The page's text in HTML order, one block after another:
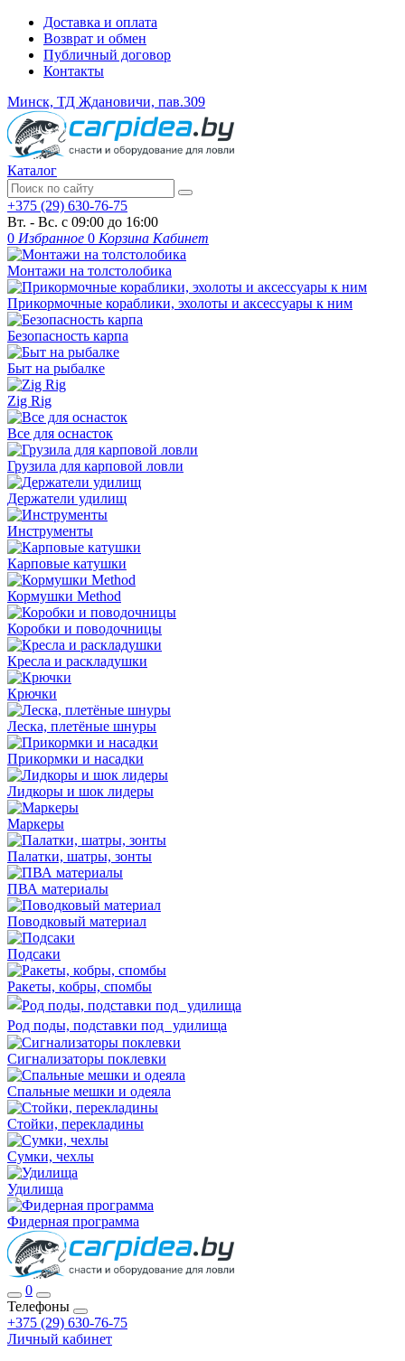
Доставка и оплата
Возврат и обмен
Публичный договор
Контакты
Минск, ТД Ждановичи, пав.309
Каталог
+375 (29) 630-76-75
Вт. - Вс. с 09:00 до 16:00
0 Избранное 0 Корзина Кабинет
Монтажи на толстолобика
Прикормочные кораблики, эхолоты и аксессуары к ним
Безопасность карпа
Быт на рыбалке
Zig Rig
Все для оснасток
Грузила для карповой ловли
Держатели удилищ
Инструменты
Карповые катушки
Кормушки Method
Коробки и поводочницы
Кресла и раскладушки
Крючки
Леска, плетёные шнуры
Прикормки и насадки
Лидкоры и шок лидеры
Маркеры
Палатки, шатры, зонты
ПВА материалы
Поводковый материал
Подсаки
Ракеты, кобры, спомбы
Род поды, подставки под удилища
Сигнализаторы поклевки
Спальные мешки и одеяла
Стойки, перекладины
Сумки, чехлы
Удилища
Фидерная программа
0
Телефоны
+375 (29) 630-76-75
Личный кабинет